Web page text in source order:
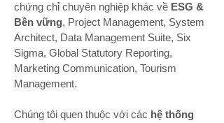
chứng chỉ chuyên nghiệp khác về ESG &
Bền vững, Project Management, System
Architect, Data Management Suite, Six
Sigma, Global Statutory Reporting,
Marketing Communication, Tourism
Management.
Chúng tôi quen thuộc với các hệ thống